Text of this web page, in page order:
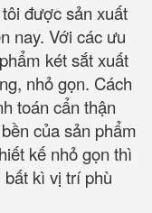
được sản xuất
nay. Với các ưu
két sắt xuất
nhỏ gọn. Cách
toán cẩn thận
của sản phẩm
kế nhỏ gọn thì
kì vị trí phù